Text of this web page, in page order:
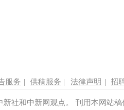
服务 | 供稿服务 | 法律声明 | 招
社和中新网观点。 刊用本网站稿